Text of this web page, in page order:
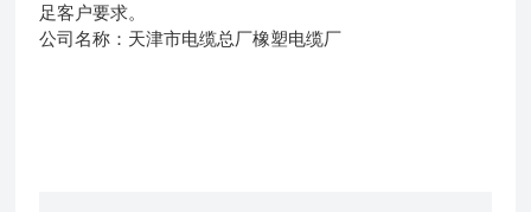
足客户要求。
公司名称：天津市电缆总厂橡塑电缆厂